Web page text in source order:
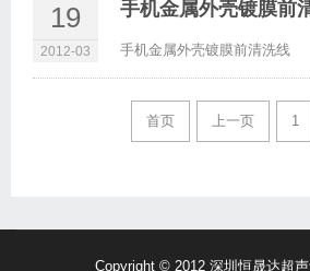
19
2012-03
手机金属外壳镀膜前
手机金属外壳镀膜前清洗线
首页 上一页 1
Copyright © 2012 深圳恒晟达超